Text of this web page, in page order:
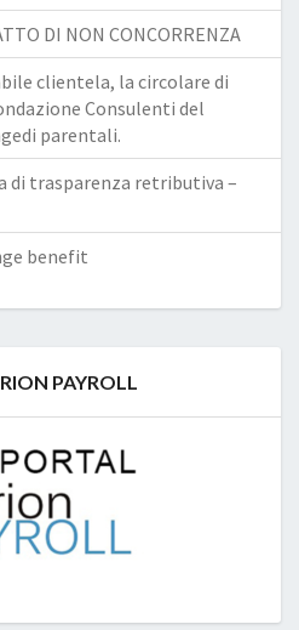
DI NON CONCORRENZA
clientela, la circolare di
Consulenti del
parentali.
di trasparenza retributiva –
benefit
PAYROLL